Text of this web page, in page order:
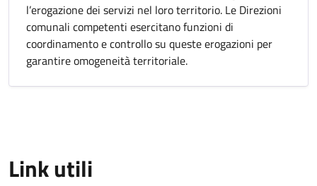
l’erogazione dei servizi nel loro territorio. Le Direzioni
comunali competenti esercitano funzioni di
coordinamento e controllo su queste erogazioni per
garantire omogeneità territoriale.
Link utili